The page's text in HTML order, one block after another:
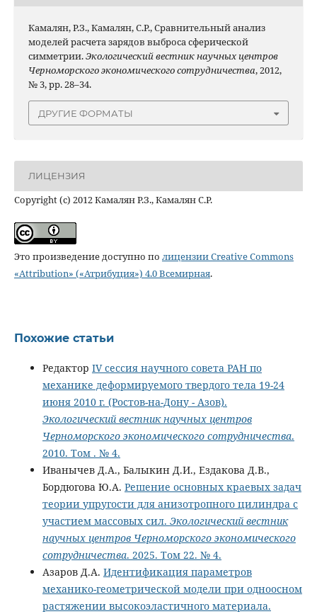
Камалян, Р.З., Камалян, С.Р., Сравнительный анализ
моделей расчета зарядов выброса сферической
симметрии.Экологический вестник научных центров
Черноморского экономического сотрудничества, 2012,
№ 3, pp. 28–34.
ДРУГИЕ ФОРМАТЫ
ЛИЦЕНЗИЯ
Copyright (c) 2012 Камалян Р.З., Камалян С.Р.
Это произведение доступно по лицензии Creative Commons
«Attribution» («Атрибуция») 4.0 Всемирная.
Похожие статьи
Редактор IV сессия научного совета РАН по
механике деформируемого твердого тела 19-24
июня 2010 г. (Ростов-на-Дону - Азов).
Экологический вестник научных центров
Черноморского экономического сотрудничества.
2010. Том . № 4.
Иванычев Д.А., Балыкин Д.И., Ездакова Д.В.,
Бордюгова Ю.А. Решение основных краевых задач
теории упругости для анизотропного цилиндра с
участием массовых сил. Экологический вестник
научных центров Черноморского экономического
сотрудничества. 2025. Том 22. № 4.
Азаров Д.А. Идентификация параметров
механико-геометрической модели при одноосном
растяжении высокоэластичного материала.